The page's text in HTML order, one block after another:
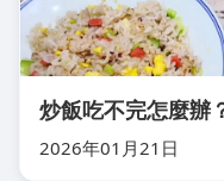
炒飯吃不完怎麼辦
2026年01月21日